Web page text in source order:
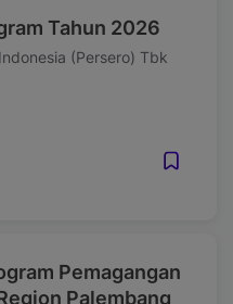
Tahun 2026
(Persero) Tbk
Pemagangan
Palembang